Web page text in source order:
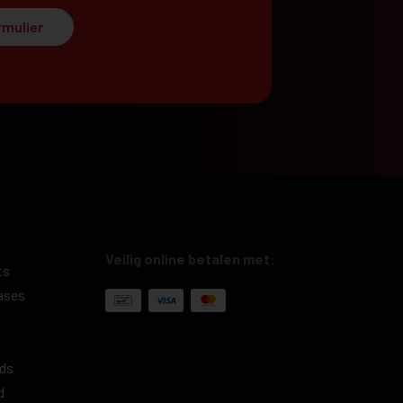
Veilig online betalen met: